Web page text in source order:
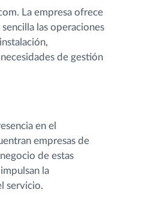
La empresa ofrece
las operaciones
de gestión
en el
empresas de
de estas
la
servicio.